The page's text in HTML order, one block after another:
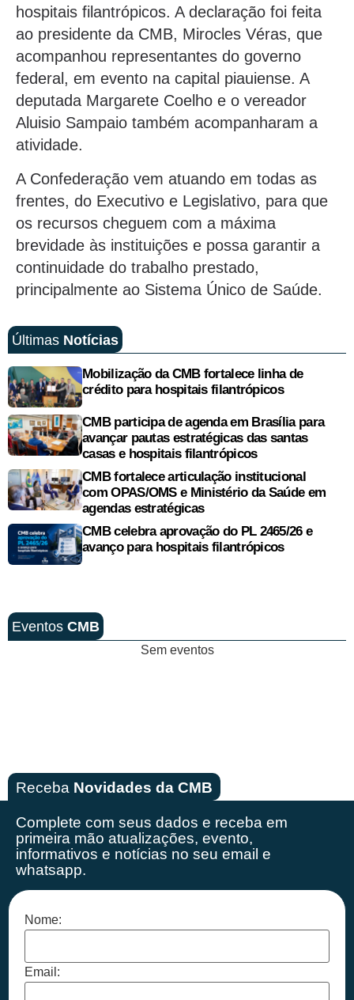
hospitais filantrópicos. A declaração foi feita
ao presidente da CMB, Mirocles Véras, que
acompanhou representantes do governo
federal, em evento na capital piauiense. A
deputada Margarete Coelho e o vereador
Aluisio Sampaio também acompanharam a
atividade.
A Confederação vem atuando em todas as
frentes, do Executivo e Legislativo, para que
os recursos cheguem com a máxima
brevidade às instituições e possa garantir a
continuidade do trabalho prestado,
principalmente ao Sistema Único de Saúde.
Últimas Notícias
Mobilização da CMB fortalece linha de
crédito para hospitais filantrópicos
CMB participa de agenda em Brasília para
avançar pautas estratégicas das santas
casas e hospitais filantrópicos
CMB fortalece articulação institucional
com OPAS/OMS e Ministério da Saúde em
agendas estratégicas
CMB celebra aprovação do PL 2465/26 e
avanço para hospitais filantrópicos
Eventos CMB
Sem eventos
Receba Novidades da CMB
Complete com seus dados e receba em
primeira mão atualizações, evento,
informativos e notícias no seu email e
whatsapp.
Nome:
Email: